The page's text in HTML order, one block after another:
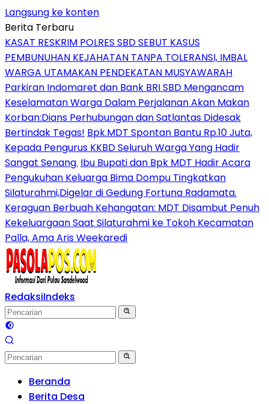
Langsung ke konten
Berita Terbaru
KASAT RESKRIM POLRES SBD SEBUT KASUS
PEMBUNUHAN KEJAHATAN TANPA TOLERANSI, IMBAL
WARGA UTAMAKAN PENDEKATAN MUSYAWARAH
Parkiran Indomaret dan Bank BRI SBD Mengancam
Keselamatan Warga Dalam Perjalanan Akan Makan
Korban:Dians Perhubungan dan Satlantas Didesak
Bertindak Tegas! Bpk.MDT Spontan Bantu Rp.10 Juta,
Kepada Pengurus KKBD Seluruh Warga Yang Hadir
Sangat Senang. Ibu Bupati dan Bpk MDT Hadir Acara
Pengukuhan Keluarga Bima Dompu Tingkatkan
Silaturahmi,Digelar di Gedung Fortuna Radamata.
Keraguan Berbuah Kehangatan: MDT Disambut Penuh
Kekeluargaan Saat Silaturahmi ke Tokoh Kecamatan
Palla, Ama Aris Weekaredi
RedaksiIndeks
Beranda
Berita Desa